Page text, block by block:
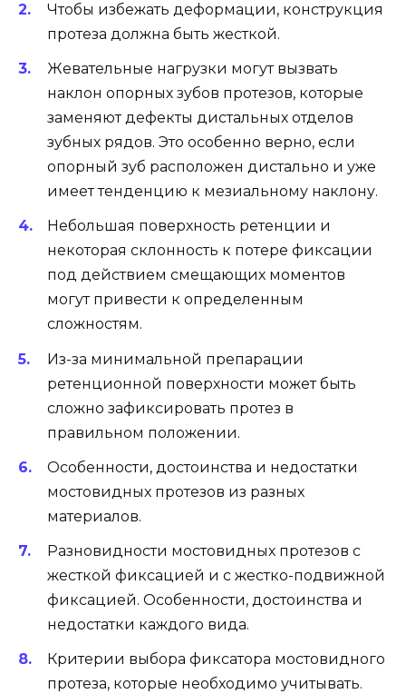
Чтобы избежать деформации, конструкция
протеза должна быть жесткой.
Жевательные нагрузки могут вызвать
наклон опорных зубов протезов, которые
заменяют дефекты дистальных отделов
зубных рядов. Это особенно верно, если
опорный зуб расположен дистально и уже
имеет тенденцию к мезиальному наклону.
Небольшая поверхность ретенции и
некоторая склонность к потере фиксации
под действием смещающих моментов
могут привести к определенным
сложностям.
Из-за минимальной препарации
ретенционной поверхности может быть
сложно зафиксировать протез в
правильном положении.
Особенности, достоинства и недостатки
мостовидных протезов из разных
материалов.
Разновидности мостовидных протезов с
жесткой фиксацией и с жестко-подвижной
фиксацией. Особенности, достоинства и
недостатки каждого вида.
Критерии выбора фиксатора мостовидного
протеза, которые необходимо учитывать.